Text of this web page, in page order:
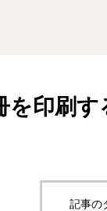
印刷す
記事の